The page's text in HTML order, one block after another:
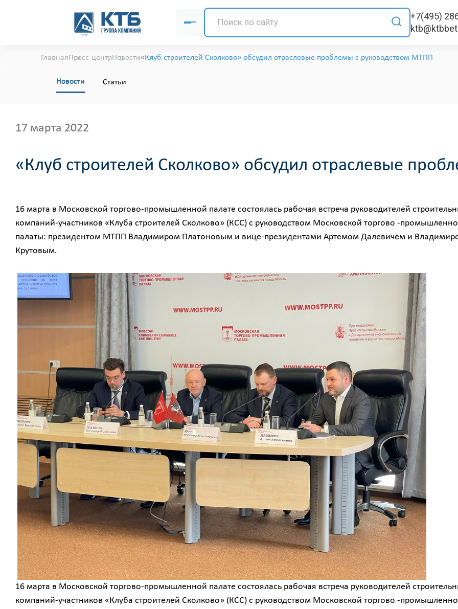
+7(495)
ГлавнаяПресс-центрНовости«Клуб строителей Сколково» обсудил отраслевые проблемы с руководством МТПП
Новости Статьи
17 марта 2022
«Клуб строителей Сколково» обсудил отраслевые
16 марта в Московской торгово-промышленной палате состоялась рабочая встреча руководителей
компаний-участников «Клуба строителей Сколково» (КСС) с руководством Московской торгово -
палаты: президентом МТПП Владимиром Платоновым и вице-президентами Артемом Далевичем и
Крутовым.
16 марта в Московской торгово-промышленной палате состоялась рабочая встреча руководителей
компаний-участников «Клуба строителей Сколково» (КСС) с руководством Московской торгово -